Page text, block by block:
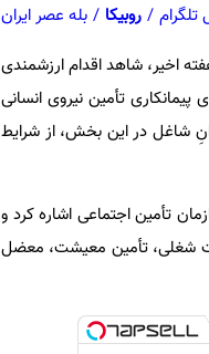
/ روبیکا / بله عصر ایران
اخیر، شاهد اقدام ارزشمندی
تأمین نیروی انسانی
شاغل در این بخش، از شرایط
تحت پوشش سازمان تأمین اجتماعی اشاره کرد و
شغلی، تأمین معیشت، معضل